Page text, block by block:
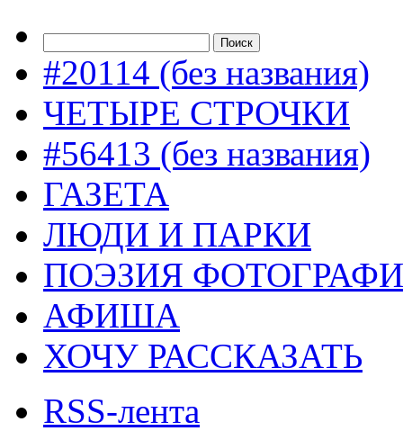
#20114 (без названия)
ЧЕТЫРЕ СТРОЧКИ
#56413 (без названия)
ГАЗЕТА
ЛЮДИ И ПАРКИ
ПОЭЗИЯ
АФИША
ХОЧУ РАССКАЗАТЬ
RSS-лента